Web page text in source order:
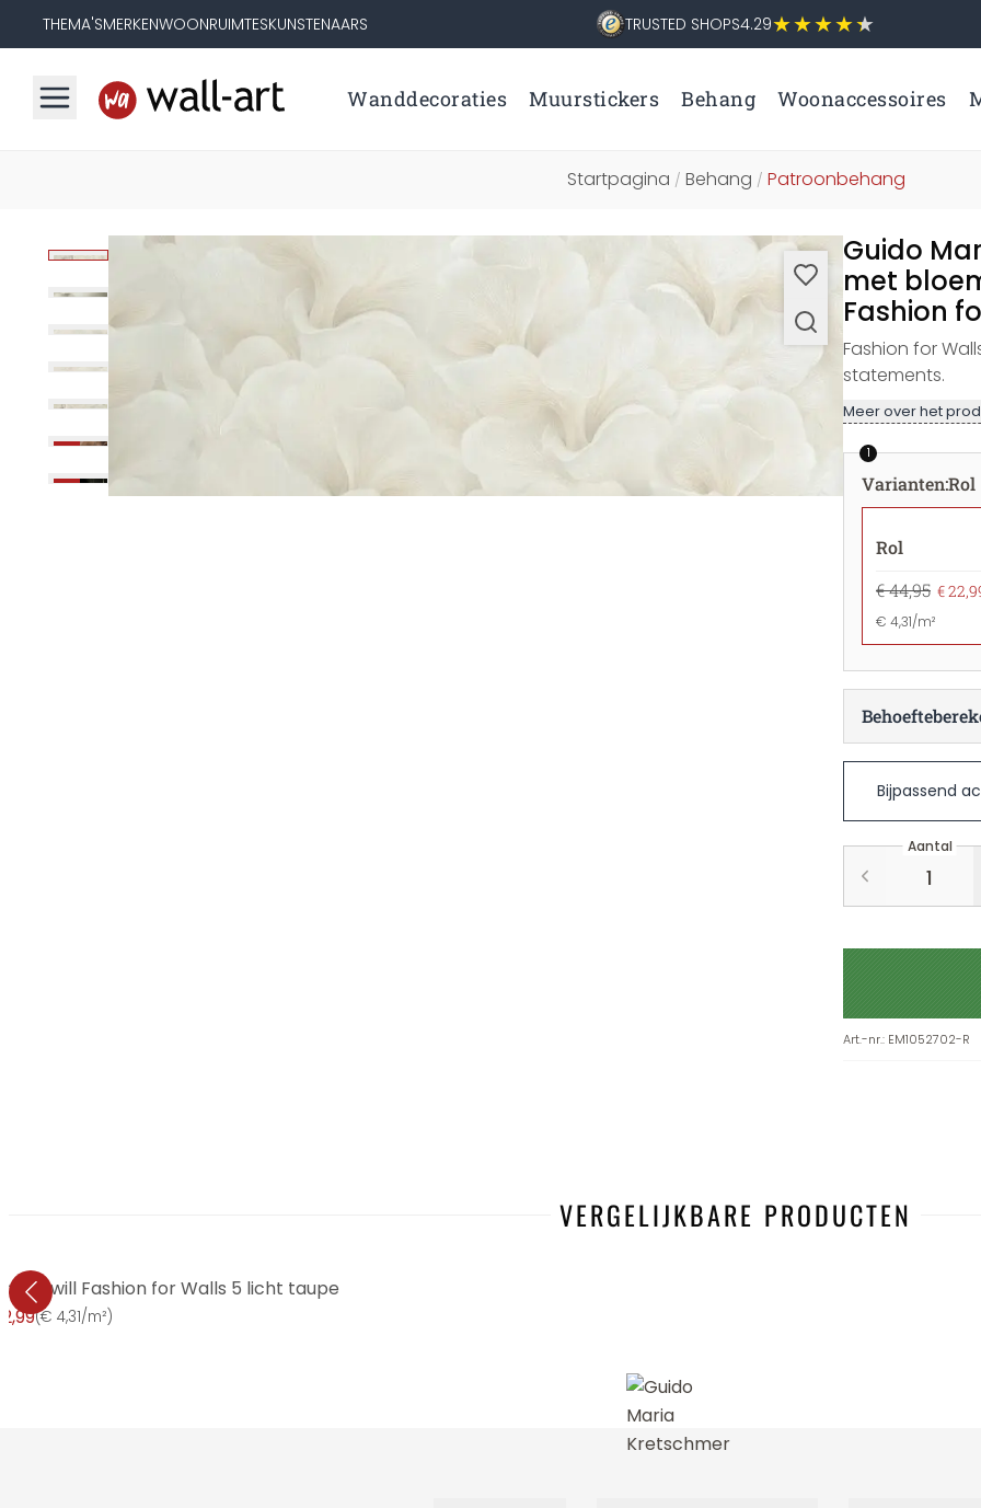
THEMA'SMERKENWOONRUIMTESKUNSTENAARS TRUSTED SHOPS4.29
Wanddecoraties Muurstickers Behang Woonaccessoires
Startpagina / Behang / Patroonbehang
Guido
met
Fashion
Fashion for
statements.
Meer over het
1
Varianten:Rol
Rol
€ 44,95 €
€ 4,31/m²
Bijpassend
Aantal
Art.-nr.: EM1052702-R
VERGELIJKBARE PRODUCTEN
Twill Fashion for Walls 5 licht taupe
(€ 4,31/m²)